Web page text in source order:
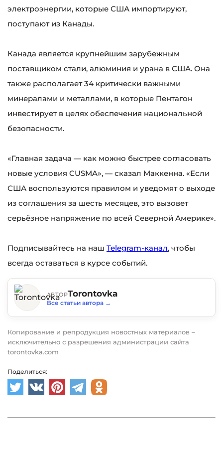
электроэнергии, которые США импортируют,
поступают из Канады.
Канада является крупнейшим зарубежным
поставщиком стали, алюминия и урана в США. Она
также располагает 34 критически важными
минералами и металлами, в которые Пентагон
инвестирует в целях обеспечения национальной
безопасности.
«Главная задача — как можно быстрее согласовать
новые условия CUSMA», — сказал Маккенна. «Если
США воспользуются правилом и уведомят о выходе
из соглашения за шесть месяцев, это вызовет
серьёзное напряжение по всей Северной Америке».
Подписывайтесь на наш Telegram-канал, чтобы
всегда оставаться в курсе событий.
АВТОРTorontovka
Все статьи автора →
Копирование и репродукция новостных материалов –
исключительно с разрешения администрации сайта
torontovka.com
Поделиться: